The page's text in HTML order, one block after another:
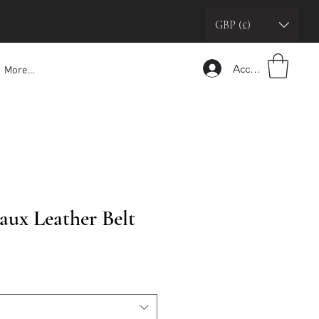
GBP (£)
More... Accedi
Leather Belt